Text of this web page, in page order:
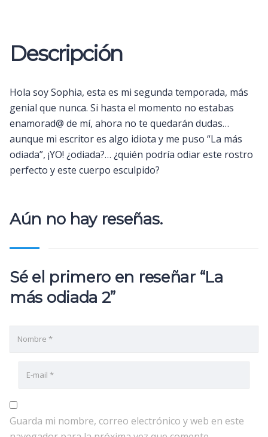
Descripción
Hola soy Sophia, esta es mi segunda temporada, más
genial que nunca. Si hasta el momento no estabas
enamorad@ de mí, ahora no te quedarán dudas…
aunque mi escritor es algo idiota y me puso “La más
odiada”, ¡YO! ¿odiada?… ¿quién podría odiar este rostro
perfecto y este cuerpo esculpido?
Aún no hay reseñas.
Sé el primero en reseñar “La
más odiada 2”
Guarda mi nombre, correo electrónico y web en este